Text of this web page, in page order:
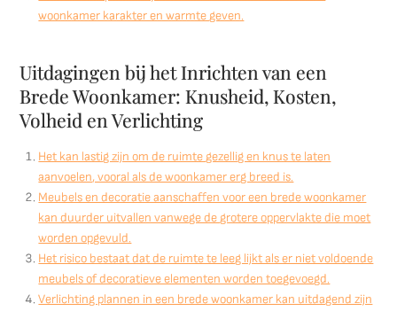
woonkamer karakter en warmte geven.
Uitdagingen bij het Inrichten van een
Brede Woonkamer: Knusheid, Kosten,
Volheid en Verlichting
Het kan lastig zijn om de ruimte gezellig en knus te laten
aanvoelen, vooral als de woonkamer erg breed is.
Meubels en decoratie aanschaffen voor een brede woonkamer
kan duurder uitvallen vanwege de grotere oppervlakte die moet
worden opgevuld.
Het risico bestaat dat de ruimte te leeg lijkt als er niet voldoende
meubels of decoratieve elementen worden toegevoegd.
Verlichting plannen in een brede woonkamer kan uitdagend zijn